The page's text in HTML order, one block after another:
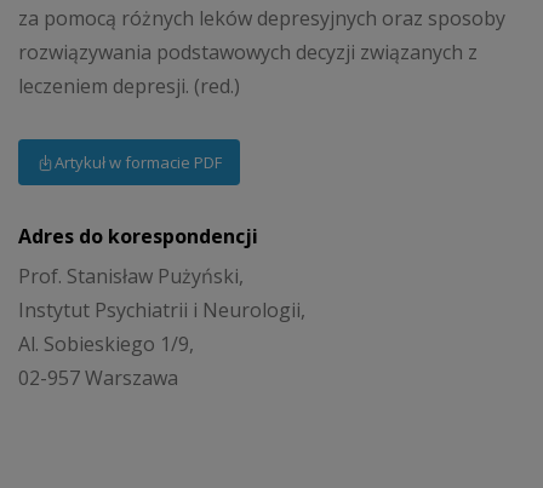
za pomocą różnych leków depresyjnych oraz sposoby
rozwiązywania podstawowych decyzji związanych z
leczeniem depresji. (red.)
Artykuł w formacie PDF
Adres do korespondencji
Prof. Stanisław Pużyński,
Instytut Psychiatrii i Neurologii,
Al. Sobieskiego 1/9,
02-957 Warszawa